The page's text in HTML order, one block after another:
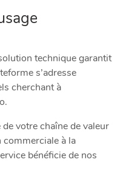
technique garantit
s’adresse
cherchant à
votre chaîne de valeur
à la
bénéficie de nos